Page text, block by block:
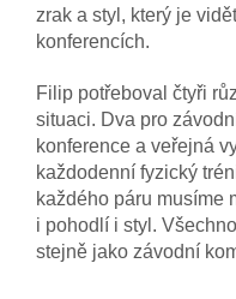
zrak a styl, který je
konferencích.
Filip potřeboval čtyři
situaci. Dva pro
konference a veřejná
každodenní fyzický
každého páru musíme
i pohodlí i styl.
stejně jako závodní